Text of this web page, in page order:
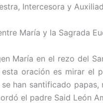
Intercesora y
María y la Sagrada
María en el rezo del
oración es mirar
han santificado
el padre Said León